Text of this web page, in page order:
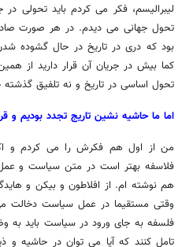
لیبرالیسم، فکر می کردم باید تحولی در
تحول جهانی می دیدم. در هر صورت
بود که دری در تاریخ در حال گشوده
کما بیش در جریان آن قرار دارید از
تحول اساسی در تاریخ و نه تلفیق
اما ما حاشیه نشین تاریج تجدد بودیم و
من از اول هم فکرش را می کردم و
فلاسفه بهتر است در متن سیاست و
هم نوشته ام. از افلاطون و بیکن و
وقتی مستقیما در عمل سیاست دخالت
فلسفه به جای ورود در سیاست باید به
تامل کنند که آیا می توان در حاشیه